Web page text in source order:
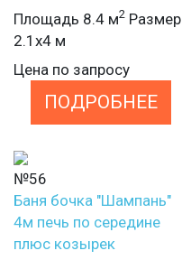
Площадь 8.4 м2 Размер
2.1х4 м
Цена по запросу
ПОДРОБНЕЕ
№56
Баня бочка "Шампань"
4м печь по середине
плюс козырек